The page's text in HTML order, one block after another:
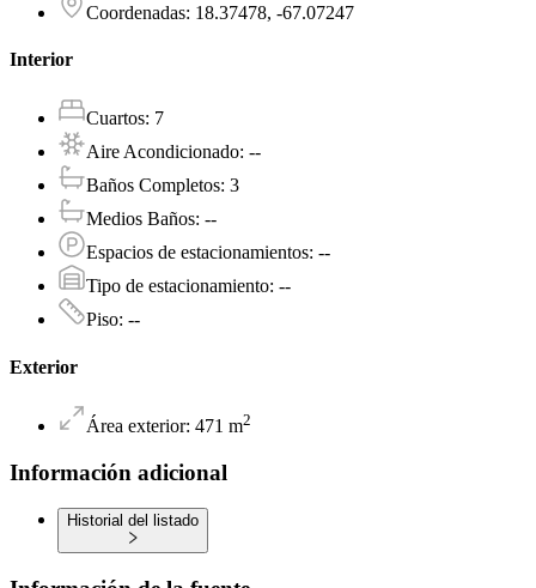
Coordenadas: 18.37478, -67.07247
Interior
Cuartos: 7
Aire Acondicionado: --
Baños Completos: 3
Medios Baños: --
Espacios de estacionamientos: --
Tipo de estacionamiento: --
Piso: --
Exterior
Área exterior: 471 m2
Información adicional
Historial del listado